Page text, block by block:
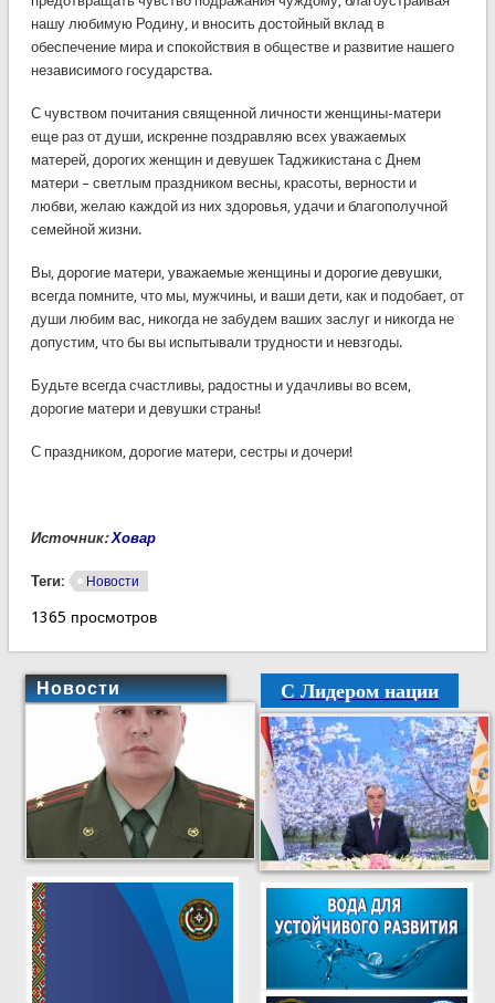
нашу любимую Родину, и вносить достойный вклад в
обеспечение мира и спокойствия в обществе и развитие нашего
независимого государства.
С чувством почитания священной личности женщины-матери
еще раз от души, искренне поздравляю всех уважаемых
матерей, дорогих женщин и девушек Таджикистана с Днем
матери – светлым праздником весны, красоты, верности и
любви, желаю каждой из них здоровья, удачи и благополучной
семейной жизни.
Вы, дорогие матери, уважаемые женщины и дорогие девушки,
всегда помните, что мы, мужчины, и ваши дети, как и подобает, от
души любим вас, никогда не забудем ваших заслуг и никогда не
допустим, что бы вы испытывали трудности и невзгоды.
Будьте всегда счастливы, радостны и удачливы во всем,
дорогие матери и девушки страны!
С праздником, дорогие матери, сестры и дочери!
Источник:Ховар
Теги: Новости
1365 просмотров
Новости С Лидером нации